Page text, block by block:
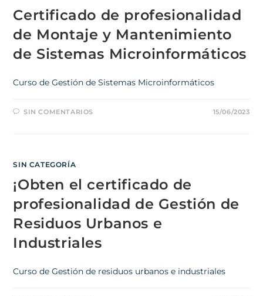
Certificado de profesionalidad
de Montaje y Mantenimiento
de Sistemas Microinformáticos
Curso de Gestión de Sistemas Microinformáticos
SIN COMENTARIOS 15/06/2023
SIN CATEGORÍA
¡Obten el certificado de
profesionalidad de Gestión de
Residuos Urbanos e
Industriales
Curso de Gestión de residuos urbanos e industriales